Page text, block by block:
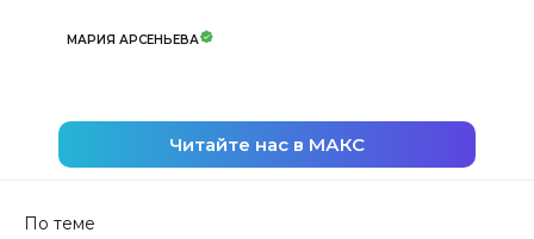
МАРИЯ АРСЕНЬЕВА
Читайте нас в МАКС
По теме